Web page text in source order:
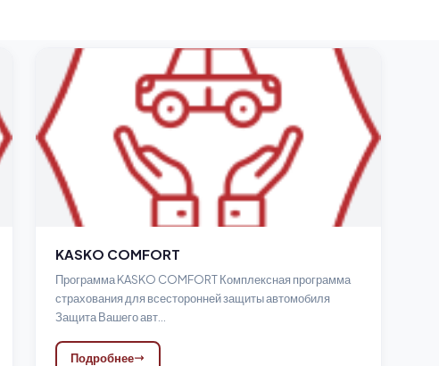
KASKO COMFORT
Программа KASKO COMFORT Комплексная программа
страхования для всесторонней защиты автомобиля
Защита Вашего авт...
Подробнее